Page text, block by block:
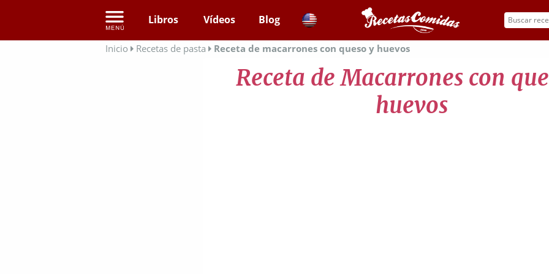
Libros Vídeos Blog
Inicio Recetas de pasta Receta de macarrones con queso y huevos
Receta de Macarrones con
huevos